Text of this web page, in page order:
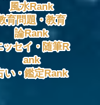
風水Rank
育問題・教育
論Rank
ッセイ・随筆R
ank
い・鑑定Rank